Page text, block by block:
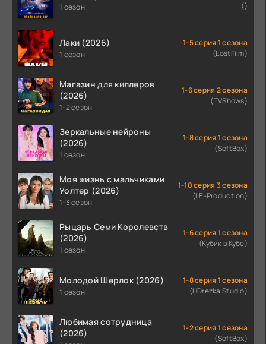
1 сезон
()
Лаки (2026)
1 сезон
1-5 серия 1 сезона
(LostFilm)
Магазин для киллеров
(2026)
1-2 сезон
1-6 серия 2 сезона
(TVShows)
Зеркальные нейроны
(2026)
1 сезон
1-8 серия 1 сезона
(SoftBox)
Моя жизнь с мальчиками
Уолтер (2026)
1-3 сезон
1-10 серия 3 сезона
(LE-Production)
Рыцарь Семи Королевств
(2026)
1 сезон
1-6 серия 1 сезона
(Кубик в Кубе)
Молодой Шерлок (2026)
1 сезон
1-8 серия 1 сезона
(HDrezka Studio)
Любимая сотрудница
(2026)
1-2 серия 1 сезона
(SoftBox)